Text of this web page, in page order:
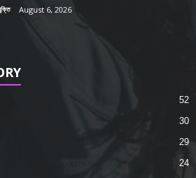
August 6, 2026
52
30
29
24